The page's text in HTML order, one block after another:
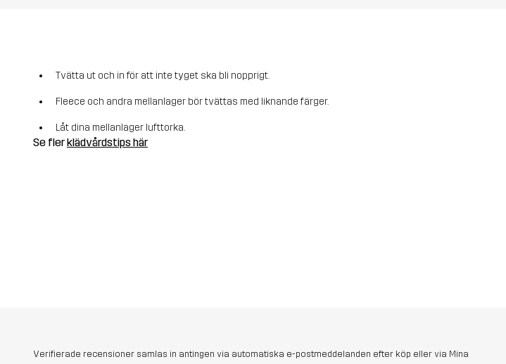
Tvätta ut och in för att inte tyget ska bli nopprigt.
Fleece och andra mellanlager bör tvättas med liknande färger.
Låt dina mellanlager lufttorka.
Se flerklädvårdstips här
Verifierade recensioner samlas in antingen via automatiska e-postmeddelanden efter köp eller via Mina